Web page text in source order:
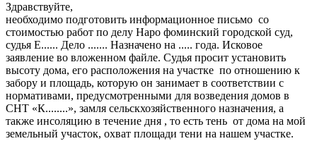
Здравствуйте,
необходимо подготовить информационное письмо со
стоимостью работ по делу Наро фоминский городской суд,
судья Е...... Дело ....... Назначено на ..... года. Исковое
заявление во вложенном файле. Судья просит установить
высоту дома, его расположения на участке по отношению к
забору и площадь, которую он занимает в соответствии с
нормативами, предусмотренными для возведения домов в
СНТ «К........», замля сельскхозяйственного назначения, а
также инсоляцию в течение дня , то есть тень от дома на мой
земельный участок, охват площади тени на нашем участке.